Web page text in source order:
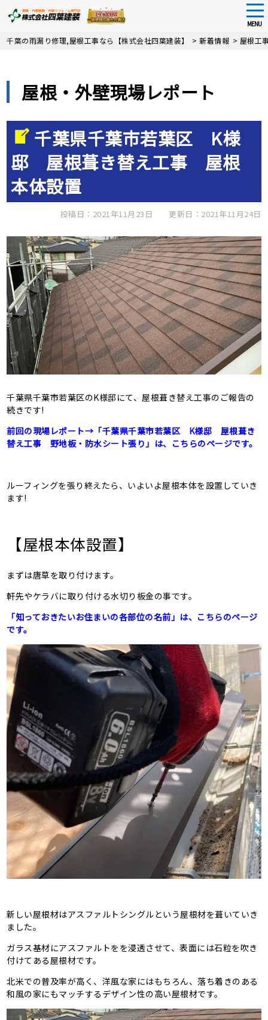
Skip
MENU
千葉の雨漏り修理,屋根工事なら【株式会社四葉建装】 >新着情報 > 屋根工
屋根・外壁現場レポート
千葉県千葉市若葉区 K様
邸 屋根葺き替え工事 屋根
本体設置
投稿日：2021年11月23日 更新日：2021年11月24日
千葉県千葉市若葉区のK様邸にて、屋根葺き替え工事のご報告の
続きです!
前回の現場レポート→「千葉県千葉市若葉区 K様邸 屋根葺き
替え工事 野地板・防水シート張り」は、こちらのページです。
ルーフィングを張り終えたら、いよいよ屋根本体を設置していき
ます!
【屋根本体設置】
まずは唐草を取り付けます。
軒先やケラバに取り付ける水切り板金の事です。
「知っておきたいお住まいの各部位の名前」は、こちらのページ
です。
新しい屋根材はアスファルトシングルという屋根材を葺いていき
ました。
ガラス基材にアスファルトをを浸透させて、表面には石粒を吹き
付けてある屋根材です。
北米での普及率が高く、洋風な家にはもちろん、落ち着きのある
和風の家にもマッチするデザイン性の高い屋根材です。